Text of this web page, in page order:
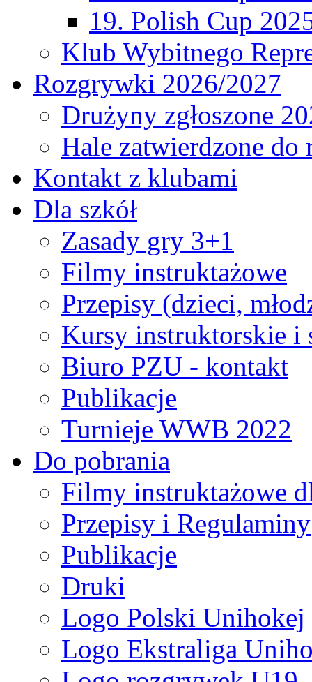
19. Polish Cup
Klub Wybitnego
Rozgrywki 2026/2027
Drużyny zgłoszone
Hale zatwierdzone
Kontakt z klubami
Dla szkół
Zasady gry 3+1
Filmy instruktażowe
Przepisy (dzieci,
Kursy instruktorskie i
Biuro PZU - kontakt
Publikacje
Turnieje WWB 2022
Do pobrania
Filmy instruktażowe
Przepisy i Regulaminy
Publikacje
Druki
Logo Polski Unihokej
Logo Ekstraliga